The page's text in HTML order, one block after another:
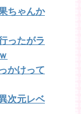
ちゃんか
ったがラ
かけって
次元レベ